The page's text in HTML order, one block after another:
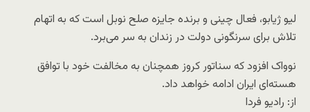
لیو ژیابو، فعال چینی و برنده جایزه صلح نوبل است که به اتهام
تلاش برای سرنگونی دولت در زندان به سر می‌برد.
نوواک افزود که سناتور کروز همچنان به مخالفت خود با توافق
هسته‌ای ایران ادامه خواهد داد.
از: رادیو فردا